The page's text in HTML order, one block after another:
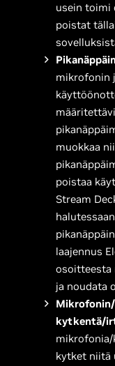
usein toimi
poistat
mikrofonin
muokkaa
poistaa
Stream
laajennus
osoitteesta
ja noudata
kytkentä/
kytket niitä